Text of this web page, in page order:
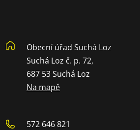
Obecní úřad Suchá Loz
Suchá Loz č. p. 72,
687 53 Suchá Loz
Na mapě
572 646 821